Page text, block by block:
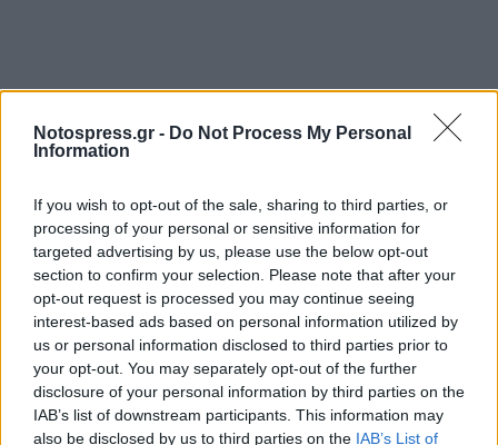
Notospress.gr - Do Not Process My Personal
Information
If you wish to opt-out of the sale, sharing to third parties, or
processing of your personal or sensitive information for
targeted advertising by us, please use the below opt-out
section to confirm your selection. Please note that after your
opt-out request is processed you may continue seeing
interest-based ads based on personal information utilized by
us or personal information disclosed to third parties prior to
your opt-out. You may separately opt-out of the further
disclosure of your personal information by third parties on the
IAB’s list of downstream participants. This information may
also be disclosed by us to third parties on the IAB’s List of